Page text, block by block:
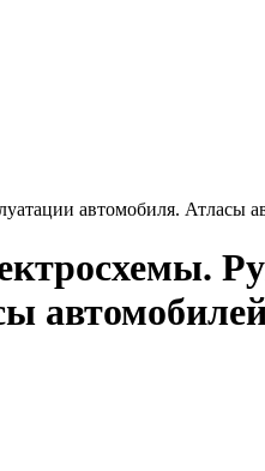
автомобиля. Атласы